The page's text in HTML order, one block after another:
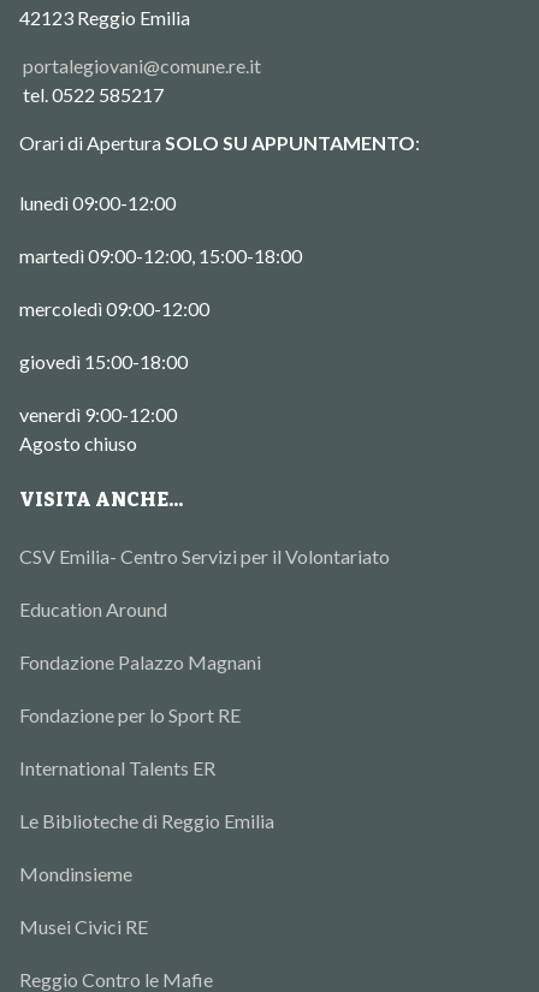
42123 Reggio Emilia
portalegiovani@comune.re.it
tel. 0522 585217
Orari di AperturaSOLO SU APPUNTAMENTO:
lunedì 09:00-12:00
martedì 09:00-12:00, 15:00-18:00
mercoledì 09:00-12:00
giovedì 15:00-18:00
venerdì 9:00-12:00
Agosto chiuso
VISITA ANCHE...
CSV Emilia- Centro Servizi per il Volontariato
Education Around
Fondazione Palazzo Magnani
Fondazione per lo Sport RE
International Talents ER
Le Biblioteche di Reggio Emilia
Mondinsieme
Musei Civici RE
Reggio Contro le Mafie